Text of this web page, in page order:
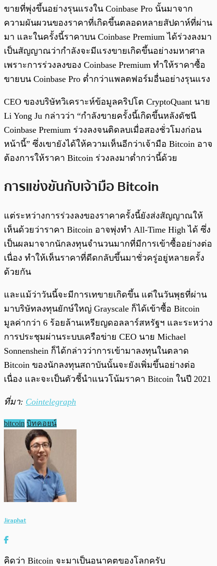
ขายที่พุ่งขึ้นอย่างรุนแรงใน Coinbase Pro นั้นมาจาก
ความผันผวนของราคาที่เกิดขึ้นตลอดหลายสัปดาห์ที่ผ่าน
มา และในครั้งนี้ราคาบน Coinbase Premium ได้ร่วงลงมา
เป็นสัญญาณว่ากำลังจะมีแรงขายเกิดขึ้นอย่างมหาศาล
เพราะการร่วงลงของ Coinbase Premium ทำให้ราคาซื้อ
ขายบน Coinbase Pro ต่ำกว่าแพลตฟอร์มอื่นอย่างรุนแรง
CEO ของบริษัทวิเคราะห์ข้อมูลคริปโต CryptoQuant นาย
Li Yong Ju กล่าวว่า “กำลังขายครั้งนี้เกิดขึ้นหลังดัชนี
Coinbase Premium ร่วงลงจนติดลบเมื่อสองชั่วโมงก่อน
หน้านี้” ซึ่งเขายังได้ให้ความเห็นอีกว่าเจ้ามือ Bitcoin อาจ
ต้องการให้ราคา Bitcoin ร่วงลงมาต่ำกว่านี้ด้วย
การแข่งขันกับเจ้ามือ Bitcoin
แต่ระหว่างการร่วงลงของราคาครั้งนี้ยังส่งสัญญาณให้
เห็นด้วยว่าราคา Bitcoin อาจพุ่งทำ All-Time High ได้ ซึ่ง
เป็นผลมาจากนักลงทุนจำนวนมากที่มีการเข้าซื้ออย่างต่อ
เนื่อง ทำให้เห็นราคาที่ดีดกลับขึ้นมาชั่วครู่อยู่หลายครั้ง
ด้วยกัน
และแม้ว่าวันนี้จะมีการเทขายเกิดขึ้น แต่ในวันพุธที่ผ่าน
มาบริษัทลงทุนยักษ์ใหญ่ Grayscale ก็ได้เข้าซื้อ Bitcoin
มูลค่ากว่า 6 ร้อยล้านเหรียญดอลลาร์สหรัฐฯ และระหว่าง
การประชุมผ่านระบบเครือข่าย CEO นาย Michael
Sonnenshein ก็ได้กล่าวว่าการเข้ามาลงทุนในตลาด
Bitcoin ของนักลงทุนสถาบันนั้นจะยังเพิ่มขึ้นอย่างต่อ
เนื่อง และจะเป็นตัวชี้นำแนวโน้มราคา Bitcoin ในปี 2021
ที่มา: Cointelegraph
bitcoin บิทคอยน์
Jiraphat
คิดว่า Bitcoin จะมาเป็นอนาคตของโลกครับ